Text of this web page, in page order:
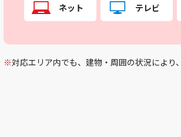
ネット テレビ
※対応エリア内でも、建物・周囲の状況により